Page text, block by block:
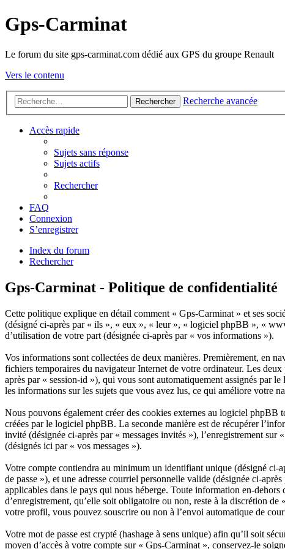
Gps-Carminat
Le forum du site gps-carminat.com dédié aux GPS du groupe Renault
Vers le contenu
Rechercher Recherche avancée
Accès rapide
Sujets sans réponse
Sujets actifs
Rechercher
FAQ
Connexion
S’enregistrer
Index du forum
Rechercher
Gps-Carminat - Politique de confidentialité
Cette politique explique en détail comment « Gps-Carminat » et ses
(désigné ci-après par « ils », « eux », « leur », « logiciel phpBB », «
d’utilisation de votre part (désignée ci-après par « vos informations »).
Vos informations sont collectées de deux manières. Premièrement, en
fichiers temporaires du navigateur Internet de votre ordinateur. Les
après par « session-id »), qui vous sont automatiquement assignés par
les informations sur les sujets que vous avez lus, ce qui améliore votre
Nous pouvons également créer des cookies externes au logiciel
créées par le logiciel phpBB. La seconde manière est de récupérer
invité (désignée ci-après par « messages invités »), l’enregistrement
(désignés ici par « vos messages »).
Votre compte contiendra au minimum un identifiant unique (désigné ci-
de passe »), et une adresse courriel personnelle valide (désignée ci-
applicables dans le pays qui nous héberge. Toute information en-
d’enregistrement, qu’elle soit obligatoire ou non, reste à la discrétion
votre profil, vous pouvez souscrire ou non à l’envoi automatique de
Votre mot de passe est crypté (hashage à sens unique) afin qu’il soit
moyen d’accès à votre compte sur « Gps-Carminat », conservez-le